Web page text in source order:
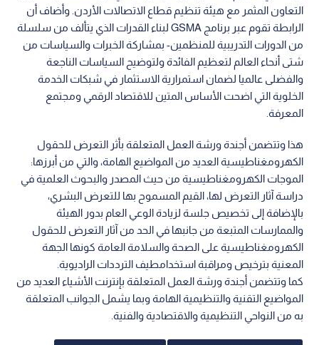
التعاون المثمر مع هيئة تنظيم قطاع الاتصالات الأردن. وأضاف أن
الرابطة تقوم عبر برنامج GSMA لبناء القدرات الذي يتألف من سلسلة
من الدورات التدريبية للمنظمين- بمشاركة الخبرات والسياسات من
شتى أنحاء العالم لتعظيم الفائدة ولتوضيح السياسات الناجعة
والفضلى عالميا لضمان استمرارية الاستثمار في شبكات الخدمة
الخلوية التي اضحت الأساس المتين للاقتصاد الرقمي ومجتمع
المعرفة.
هذا وتتضمن أجندة ورشة العمل المتعلقة بأثر التعرض للحقول
الكهرومغناطيسية العديد من المواضيع الهامة، والتي من أبرزها:
الموجات الكهرومغناطيسية من حيث المصدر والبحوث العلمية في
دراسة آثار التعرض لها، القيم المسموح بها للتعرض البشري،
بالإضافة إلى تخصيص جلسة لزيادة الوعي العام بدور الهيئة
والممارسات المتبعة من جانبها في الحد من آثار التعرض للحقول
الكهرومغناطيسية على الصحة والسلامة العامة كونها الجهة
المعنية بترخيص ومراقبة استخدامطيف الترددات الراديوية.
كما وتتضمن أجندة ورشة العمل المتعلقة بإنترنت الأشياء العديد من
المواضيع التقنية والتنظيمية الهامة وبما يشمل الجوانب المتعلقة
به من النواحي التنظيمية والاقتصادية والفنية.